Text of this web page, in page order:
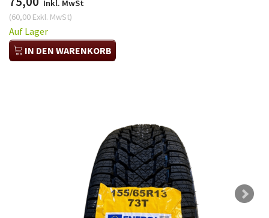
Inkl. MwSt
(60,00 Exkl. MwSt)
Auf Lager
IN DEN WARENKORB